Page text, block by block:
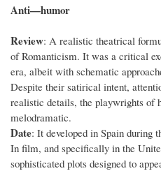
Anti—humor
Review: A realistic theatrical
of Romanticism. It was a critical
era, albeit with schematic
Despite their satirical intent,
realistic details, the playwrights of
melodramatic.
Date: It developed in Spain during
In film, and specifically in the
sophisticated plots designed to